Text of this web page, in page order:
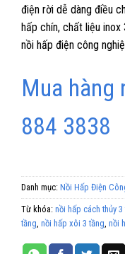
điện rời dễ dàng điều
hấp chín, chất liệu
nồi hấp điện công
Mua hàng
884 3838
Danh mục: Nồi Hấp Điện
Từ khóa: nồi hấp cách thủy 3
tầng nồi hấp xôi 3 tầng nồi